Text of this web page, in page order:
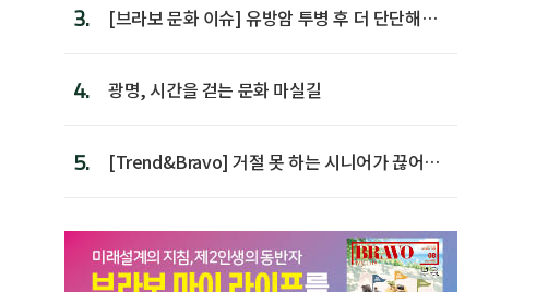
3.
[브라보 문화 이슈] 유방암 투병 후 더 단단해진
4. 광명, 시간을 걷는 문화 마실길
5.
[Trend&Bravo] 거절 못 하는 시니어가 끊어야